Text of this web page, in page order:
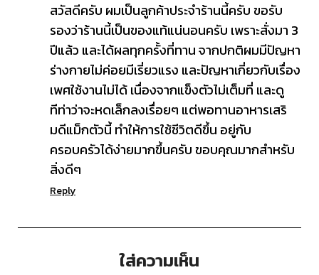
สวัสดีครับ ผมเป็นลูกค้าประจำร้านนี้ครับ ขอรับ
รองว่าร้านนี้เป็นของแท้แน่นอนครับ เพราะสั่งมา 3
ปีแล้ว และได้ผลทุกครั้งที่ทาน จากปกติผมมีปัญหา
ร่างกายไม่ค่อยมีเรี่ยวแรง และปัญหาเกี่ยวกับเรื่อง
เพศใช้งานไม่ได้ เนื่องจากแข็งตัวไม่เต็มที่ และดู
ทีท่าว่าจะหดเล็กลงเรื่อยๆ แต่พอทานอาหารเสริ
มดีแม็กตัวนี้ ทำให้การใช้ชีวิตดีขึ้น อยู่กับ
ครอบครัวได้ง่ายมากขึ้นครับ ขอบคุณมากสำหรับ
สิ่งดีๆ
Reply
ใส่ความเห็น